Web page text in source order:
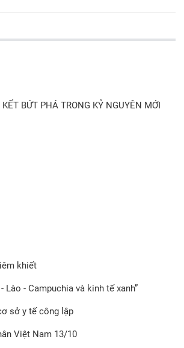
BỨT PHÁ TRONG KỶ NGUYÊN MỚI
khiết
- Campuchia và kinh tế xanh”
sở y tế công lập
Việt Nam 13/10